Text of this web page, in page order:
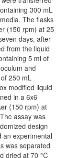
300 mL
The flasks
(150 rpm) at 25
days, after
from the liquid
5 ml of
and
250 mL
modified liquid
in a 6x6
(150 rpm) at
assay was
design
an experimental
was separated
dried at 70 °C